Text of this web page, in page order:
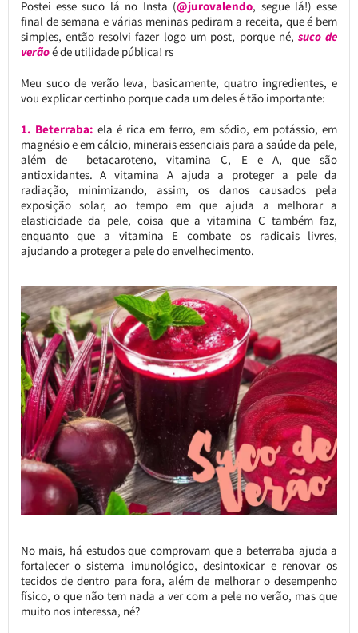
Postei esse suco lá no Insta (@jurovalendo, segue lá!) esse
final de semana e várias meninas pediram a receita, que é bem
simples, então resolvi fazer logo um post, porque né,suco de
verãoé de utilidade pública! rs
Meu suco de verão leva, basicamente, quatro ingredientes, e
vou explicar certinho porque cada um deles é tão importante:
1. Beterraba: ela é rica em ferro, em sódio, em potássio, em
magnésio e em cálcio, minerais essenciais para a saúde da pele,
além de betacaroteno, vitamina C, E e A, que são
antioxidantes. A vitamina A ajuda a proteger a pele da
radiação, minimizando, assim, os danos causados pela
exposição solar, ao tempo em que ajuda a melhorar a
elasticidade da pele, coisa que a vitamina C também faz,
enquanto que a vitamina E combate os radicais livres,
ajudando a proteger a pele do envelhecimento.
No mais, há estudos que comprovam que a beterraba ajuda a
fortalecer o sistema imunológico, desintoxicar e renovar os
tecidos de dentro para fora, além de melhorar o desempenho
físico, o que não tem nada a ver com a pele no verão, mas que
muito nos interessa, né?